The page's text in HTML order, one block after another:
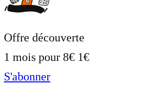
Offre découverte
1 mois pour 8€ 1€
S'abonner